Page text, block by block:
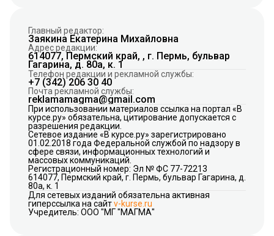
Главный редактор:
Заякина Екатерина Михайловна
Адрес редакции:
614077, Пермский край, , г. Пермь, бульвар
Гагарина, д. 80а, к. 1
Телефон редакции и рекламной службы:
+7 (342) 206 30 40
Почта рекламной службы:
reklamamagma@gmail.com
При использовании материалов ссылка на портал «В
курсе.ру» обязательна, цитирование допускается с
разрешения редакции.
Сетевое издание «В курсе.ру» зарегистрировано
01.02.2018 года Федеральной службой по надзору в
сфере связи, информационных технологий и
массовых коммуникаций.
Регистрационный номер: Эл № ФС 77-72213
614077, Пермский край, г. Пермь, бульвар Гагарина, д.
80а, к. 1
Для сетевых изданий обязательна активная
гиперссылка на сайтv-kurse.ru
Учредитель: ООО "МГ "МАГМА"